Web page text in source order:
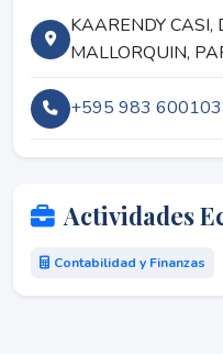
KAARENDY CASI,
MALLORQUIN,
+595 983 600103
Actividades
Contabilidad y Finanzas